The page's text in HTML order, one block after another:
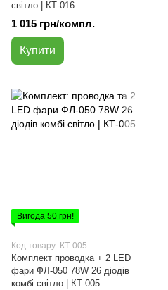
світло | КТ-016
1 015 грн/компл.
Купити
Вигода 50 грн!
Код товару: КТ-005
Комплект проводка + 2 LED
фари ФЛ-050 78W 26 діодів
комбі світло | КТ-005